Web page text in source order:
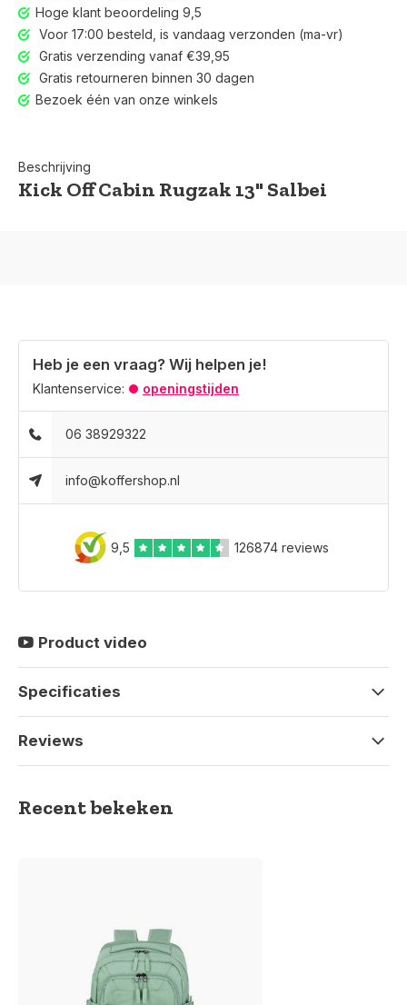
Hoge klant beoordeling 9,5
Voor 17:00 besteld, is vandaag verzonden (ma-vr)
Gratis verzending vanaf €39,95
Gratis retourneren binnen 30 dagen
Bezoek één van onze winkels
Beschrijving
Kick Off Cabin Rugzak 13" Salbei
Heb je een vraag? Wij helpen je!
Klantenservice: openingstijden
06 38929322
info@koffershop.nl
9,5 126874 reviews
Product video
Specificaties
Reviews
Recent bekeken